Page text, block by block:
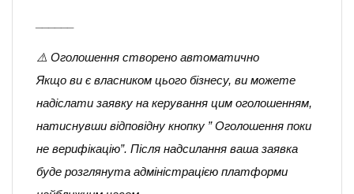
⚠️ Оголошення створено автоматично
Якщо ви є власником цього бізнесу, ви можете
надіслати заявку на керування цим оголошенням,
натиснувши відповідну кнопку ” Оголошення поки
не верифікацію”. Після надсилання ваша заявка
буде розглянута адміністрацією платформи